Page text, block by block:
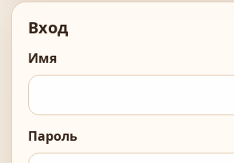
Вход
Имя
Пароль